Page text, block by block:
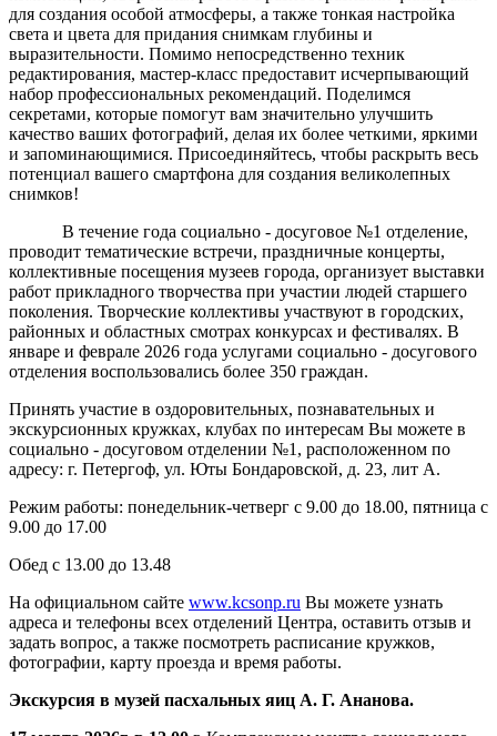
для создания особой атмосферы, а также тонкая настройка
света и цвета для придания снимкам глубины и
выразительности. Помимо непосредственно техник
редактирования, мастер-класс предоставит исчерпывающий
набор профессиональных рекомендаций. Поделимся
секретами, которые помогут вам значительно улучшить
качество ваших фотографий, делая их более четкими, яркими
и запоминающимися. Присоединяйтесь, чтобы раскрыть весь
потенциал вашего смартфона для создания великолепных
снимков!
В течение года социально - досуговое №1 отделение,
проводит тематические встречи, праздничные концерты,
коллективные посещения музеев города, организует выставки
работ прикладного творчества при участии людей старшего
поколения. Творческие коллективы участвуют в городских,
районных и областных смотрах конкурсах и фестивалях. В
январе и феврале 2026 года услугами социально - досугового
отделения воспользовались более 350 граждан.
Принять участие в оздоровительных, познавательных и
экскурсионных кружках, клубах по интересам Вы можете в
социально - досуговом отделении №1, расположенном по
адресу: г. Петергоф, ул. Юты Бондаровской, д. 23, лит А.
Режим работы: понедельник-четверг с 9.00 до 18.00, пятница с
9.00 до 17.00
Обед с 13.00 до 13.48
На официальном сайте www.kcsonp.ru Вы можете узнать
адреса и телефоны всех отделений Центра, оставить отзыв и
задать вопрос, а также посмотреть расписание кружков,
фотографии, карту проезда и время работы.
Экскурсия в музей пасхальных яиц А. Г. Ананова.